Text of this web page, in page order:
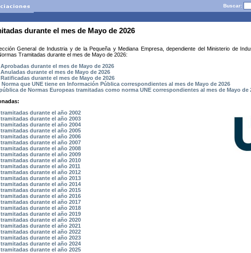
Buscar:
durante el mes de Mayo de 2026
General de Industria y de la Pequeña y Mediana Empresa, dependiente del Ministerio de
Tramitadas durante el mes de Mayo de 2026:
Aprobadas durante el mes de Mayo de 2026
Anuladas durante el mes de Mayo de 2026
Ratificadas durante el mes de Mayo de 2026
que UNE tiene en Información Pública correspondientes al mes de Mayo de 2026
de Normas Europeas tramitadas como norma UNE correspondientes al mes de Mayo de
durante el año 2002
durante el año 2003
durante el año 2004
durante el año 2005
durante el año 2006
durante el año 2007
durante el año 2008
durante el año 2009
durante el año 2010
durante el año 2011
durante el año 2012
durante el año 2013
durante el año 2014
durante el año 2015
durante el año 2016
durante el año 2017
durante el año 2018
durante el año 2019
durante el año 2020
durante el año 2021
durante el año 2022
durante el año 2023
durante el año 2024
durante el año 2025